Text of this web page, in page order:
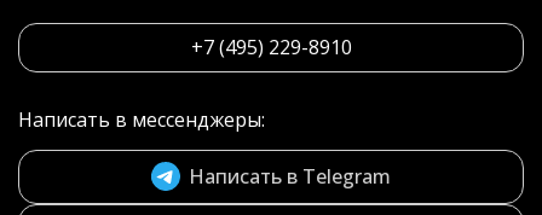
+7 (495) 229-8910
Написать в мессенджеры:
Написать в Telegram